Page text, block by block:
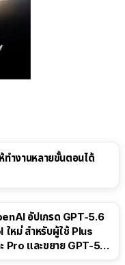
ำงานหลายขั้นตอนได้
อัปเกรด GPT-5.6
ใหม่ สำหรับผู้ใช้ Plus
Pro และขยาย GPT-5.6